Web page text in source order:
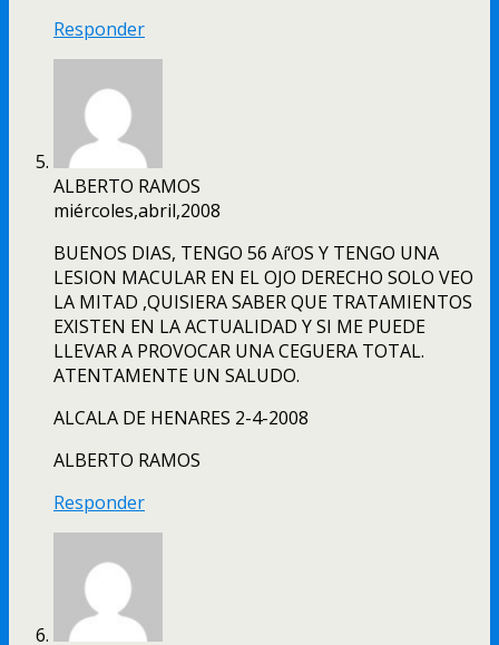
Responder
ALBERTO RAMOS
miércoles,abril,2008
BUENOS DIAS, TENGO 56 Aí‘OS Y TENGO UNA
LESION MACULAR EN EL OJO DERECHO SOLO VEO
LA MITAD ,QUISIERA SABER QUE TRATAMIENTOS
EXISTEN EN LA ACTUALIDAD Y SI ME PUEDE
LLEVAR A PROVOCAR UNA CEGUERA TOTAL.
ATENTAMENTE UN SALUDO.
ALCALA DE HENARES 2-4-2008
ALBERTO RAMOS
Responder